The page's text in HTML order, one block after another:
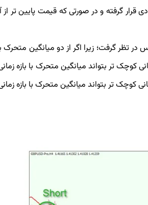
گرفته و در صورتی که قیمت پایین تر از
در تظر گرفت؛ زیرا اگر از دو میانگین
کوچک تر بتواند میانگین متحرک با بازه
کوچک تر بتواند میانگین متحرک با بازه